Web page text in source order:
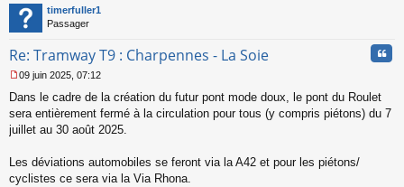
timerfuller1
Passager
Re: Tramway T9 : Charpennes - La Soie
e
s
s
e
n
09 juin 2025, 07:12
Dans le cadre de la création du futur pont mode doux, le pont du Roulet
sera entièrement fermé à la circulation pour tous (y compris piétons) du 7
juillet au 30 août 2025.
Les déviations automobiles se feront via la A42 et pour les piétons/
cyclistes ce sera via la Via Rhona.